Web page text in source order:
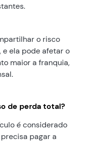
o risco
e ela pode afetar o
maior a franquia,
de perda total?
é considerado
pagar a